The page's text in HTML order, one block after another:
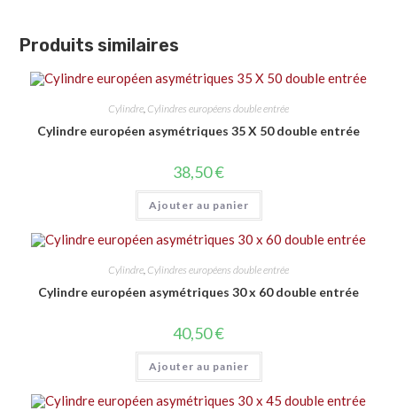
Produits similaires
Cylindre, Cylindres européens double entrée
Cylindre européen asymétriques 35 X 50 double entrée
38,50€
Ajouter au panier
Cylindre, Cylindres européens double entrée
Cylindre européen asymétriques 30 x 60 double entrée
40,50€
Ajouter au panier